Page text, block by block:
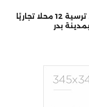
لوفير فرص الاستثمار.. ترسية 12 محلًا تجاريًا
بدر